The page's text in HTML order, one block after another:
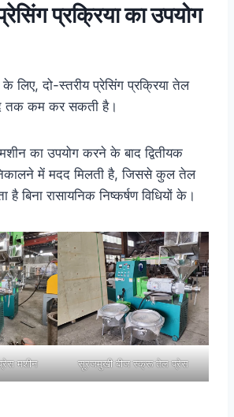
प्रक्रिया का उपयोग
लिए, दो-स्तरीय प्रेसिंग प्रक्रिया तेल
तक कम कर सकती है।
का उपयोग करने के बाद द्वितीयक
में मदद मिलती है, जिससे कुल तेल
है बिना रासायनिक निष्कर्षण विधियों के।
मशीन सूरजमुखी बीज स्क्रू तेल प्रेस